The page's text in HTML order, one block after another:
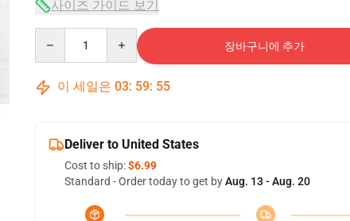
사이즈 가이드 보기
장바구니에 추가
이 세일은 03: 59: 54
Deliver to United States
Cost to ship:$6.99
Standard - Order today to get byAug. 13 - Aug. 20